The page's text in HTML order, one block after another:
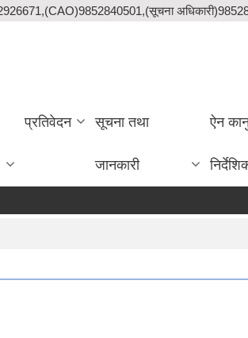
प्रतिवेदन सूचना तथा
जानकारी
ऐन